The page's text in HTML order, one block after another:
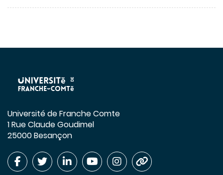
Université de Franche Comte
1 Rue Claude Goudimel
25000 Besançon